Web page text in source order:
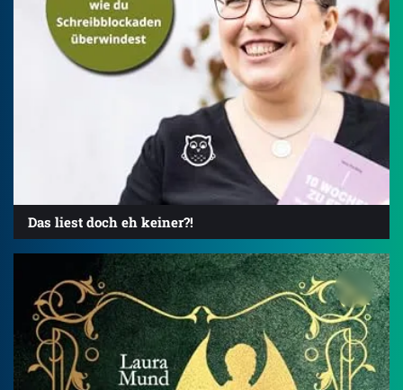
Das liest doch eh keiner?!